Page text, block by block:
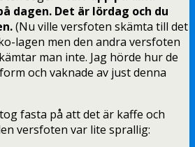
dagen. Det är lördag och du
(Nu ville versfoten skämta till det
lagen men den andra versfoten
man inte. Jag hörde hur de
och vaknade av just denna
fasta på att det är kaffe och
versfoten var lite sprallig: